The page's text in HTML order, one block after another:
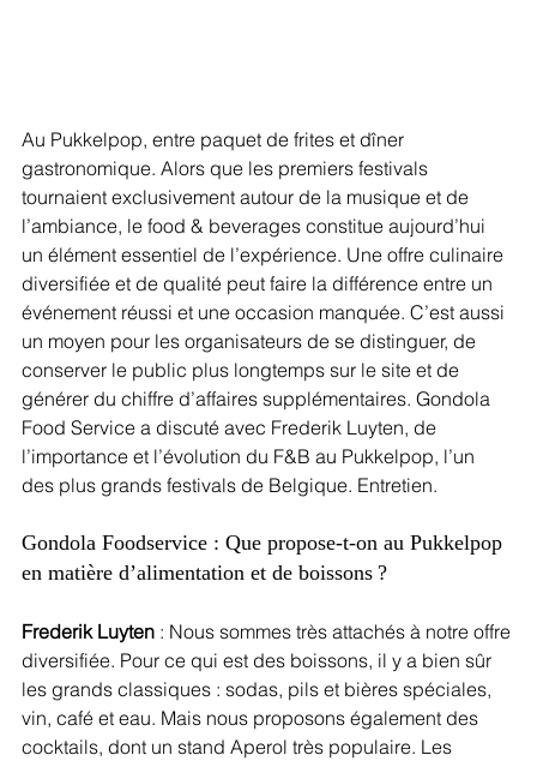
Au Pukkelpop, entre paquet de frites et dîner
gastronomique. Alors que les premiers festivals
tournaient exclusivement autour de la musique et de
l’ambiance, le food & beverages constitue aujourd’hui
un élément essentiel de l’expérience. Une offre culinaire
diversifiée et de qualité peut faire la différence entre un
événement réussi et une occasion manquée. C’est aussi
un moyen pour les organisateurs de se distinguer, de
conserver le public plus longtemps sur le site et de
générer du chiffre d’affaires supplémentaires. Gondola
Food Service a discuté avec Frederik Luyten, de
l’importance et l’évolution du F&B au Pukkelpop, l’un
des plus grands festivals de Belgique. Entretien.
Gondola Foodservice : Que propose-t-on au Pukkelpop
en matière d’alimentation et de boissons ?
Frederik Luyten : Nous sommes très attachés à notre offre
diversifiée. Pour ce qui est des boissons, il y a bien sûr
les grands classiques : sodas, pils et bières spéciales,
vin, café et eau. Mais nous proposons également des
cocktails, dont un stand Aperol très populaire. Les